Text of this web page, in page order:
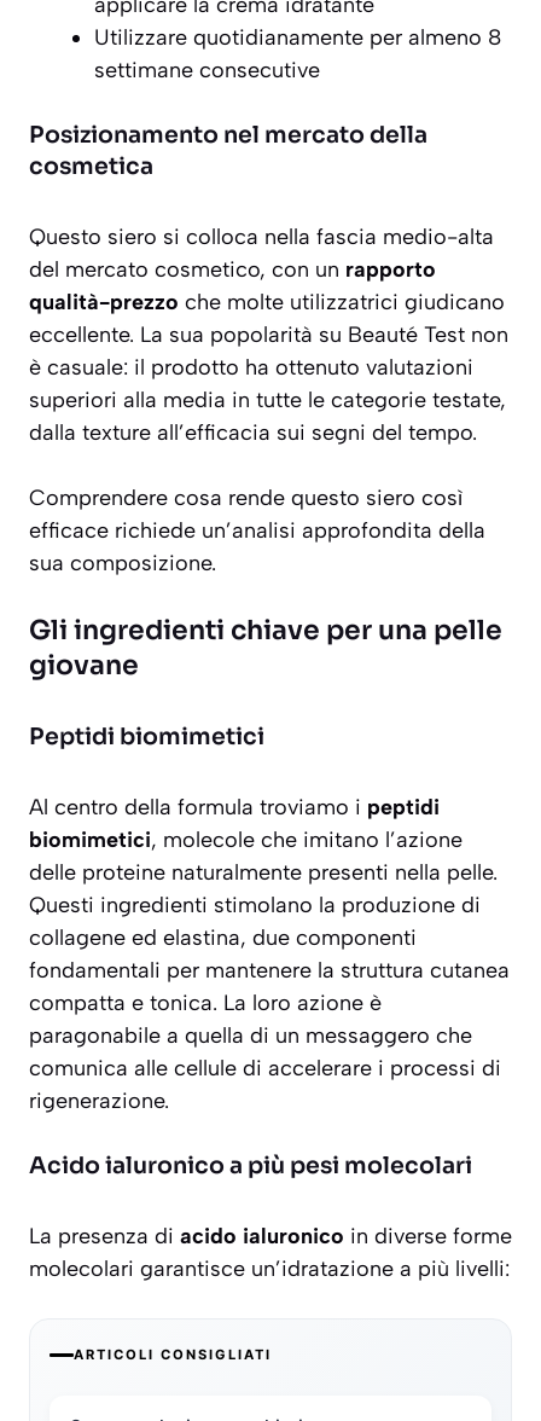
Utilizzare quotidianamente per almeno 8
settimane consecutive
Posizionamento nel mercato della
cosmetica
Questo siero si colloca nella fascia medio-alta
del mercato cosmetico, con un rapporto
qualità-prezzo che molte utilizzatrici giudicano
eccellente. La sua popolarità su Beauté Test non
è casuale: il prodotto ha ottenuto valutazioni
superiori alla media in tutte le categorie testate,
dalla texture all’efficacia sui segni del tempo.
Comprendere cosa rende questo siero così
efficace richiede un’analisi approfondita della
sua composizione.
Gli ingredienti chiave per una pelle
giovane
Peptidi biomimetici
Al centro della formula troviamo i peptidi
biomimetici, molecole che imitano l’azione
delle proteine naturalmente presenti nella pelle.
Questi ingredienti stimolano la produzione di
collagene ed elastina, due componenti
fondamentali per mantenere la struttura cutanea
compatta e tonica. La loro azione è
paragonabile a quella di un messaggero che
comunica alle cellule di accelerare i processi di
rigenerazione.
Acido ialuronico a più pesi molecolari
La presenza di acido ialuronico in diverse forme
molecolari garantisce un’idratazione a più livelli:
ARTICOLI CONSIGLIATI